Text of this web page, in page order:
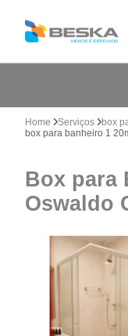
Home Serviços box
box para banheiro 1
Box para
Oswaldo